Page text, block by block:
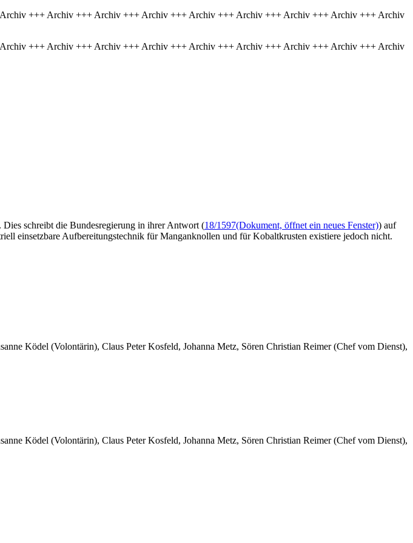
+++ Archiv +++ Archiv +++ Archiv +++ Archiv +++ Archiv +++ Archiv +++ Archiv +++ Archiv
+++ Archiv +++ Archiv +++ Archiv +++ Archiv +++ Archiv +++ Archiv +++ Archiv +++ Archiv
schreibt die Bundesregierung in ihrer Antwort (18/1597(Dokument, öffnet ein neues Fenster)) auf
einsetzbare Aufbereitungstechnik für Manganknollen und für Kobaltkrusten existiere jedoch nicht.
Ködel (Volontärin), Claus Peter Kosfeld, Johanna Metz, Sören Christian Reimer (Chef vom Dienst),
Ködel (Volontärin), Claus Peter Kosfeld, Johanna Metz, Sören Christian Reimer (Chef vom Dienst),